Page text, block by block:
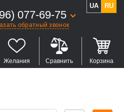
077-69-75
обратный звонок
UA RU
Желания Сравнить Корзина